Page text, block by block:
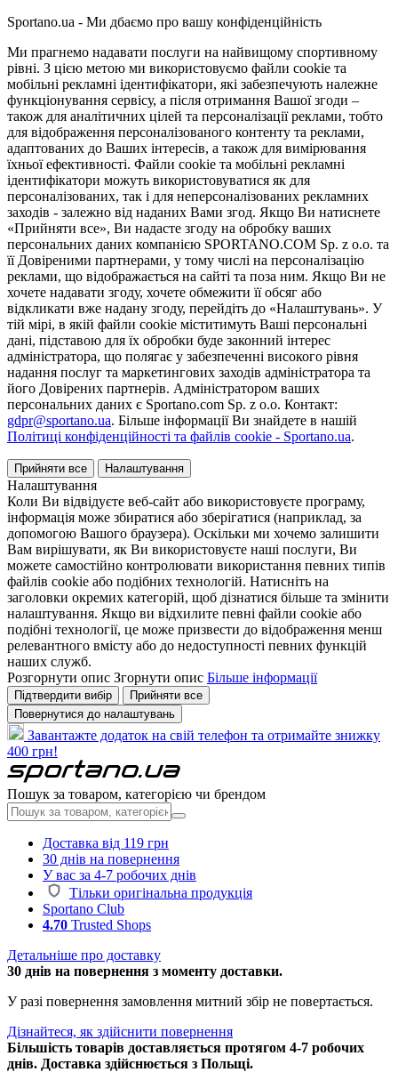
Sportano.ua - Ми дбаємо про вашу конфіденційність
Ми прагнемо надавати послуги на найвищому спортивному
рівні. З цією метою ми використовуємо файли cookie та
мобільні рекламні ідентифікатори, які забезпечують належне
функціонування сервісу, а після отримання Вашої згоди –
також для аналітичних цілей та персоналізації реклами, тобто
для відображення персоналізованого контенту та реклами,
адаптованих до Ваших інтересів, а також для вимірювання
їхньої ефективності. Файли cookie та мобільні рекламні
ідентифікатори можуть використовуватися як для
персоналізованих, так і для неперсоналізованих рекламних
заходів - залежно від наданих Вами згод. Якщо Ви натиснете
«Прийняти все», Ви надасте згоду на обробку ваших
персональних даних компанією SPORTANO.COM Sp. z o.o. та
її Довіреними партнерами, у тому числі на персоналізацію
реклами, що відображається на сайті та поза ним. Якщо Ви не
хочете надавати згоду, хочете обмежити її обсяг або
відкликати вже надану згоду, перейдіть до «Налаштувань». У
тій мірі, в якій файли cookie міститимуть Ваші персональні
дані, підставою для їх обробки буде законний інтерес
адміністратора, що полягає у забезпеченні високого рівня
надання послуг та маркетингових заходів адміністратора та
його Довірених партнерів. Адміністратором ваших
персональних даних є Sportano.com Sp. z o.o. Контакт:
gdpr@sportano.ua. Більше інформації Ви знайдете в нашій
Політиці конфіденційності та файлів cookie - Sportano.ua.
Прийняти все Налаштування
Налаштування
Коли Ви відвідуєте веб-сайт або використовуєте програму,
інформація може збиратися або зберігатися (наприклад, за
допомогою Вашого браузера). Оскільки ми хочемо залишити
Вам вирішувати, як Ви використовуєте наші послуги, Ви
можете самостійно контролювати використання певних типів
файлів cookie або подібних технологій. Натисніть на
заголовки окремих категорій, щоб дізнатися більше та змінити
налаштування. Якщо ви відхилите певні файли cookie або
подібні технології, це може призвести до відображення менш
релевантного вмісту або до недоступності певних функцій
наших служб.
Розгорнути опис Згорнути опис Більше інформації
Підтвердити вибір
Прийняти все
Повернутися до налаштувань
Завантажте додаток на свій телефон та отримайте знижку
400 грн!
Пошук за товаром, категорією чи брендом
Доставка від 119 грн
30 днів на повернення
У вас за 4-7 робочих днів
Тільки оригінальна продукція
Sportano Club
4.70 Trusted Shops
Детальніше про доставку
30 днів на повернення з моменту доставки.
У разі повернення замовлення митний збір не повертається.
Дізнайтеся, як здійснити повернення
Більшість товарів доставляється протягом 4-7 робочих
днів. Доставка здійснюється з Польщі.